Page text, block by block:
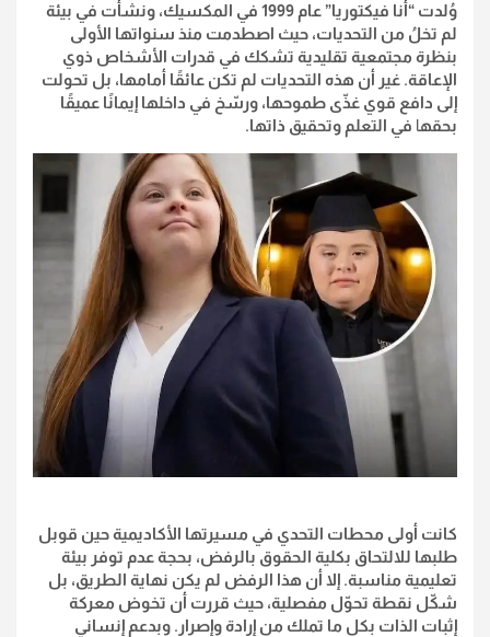
وُلدت “أنا فيكتوريا” عام 1999 في المكسيك، ونشأت في بيئة
لم تخلُ من التحديات، حيث اصطدمت منذ سنواتها الأولى
بنظرة مجتمعية تقليدية تشكك في قدرات الأشخاص ذوي
الإعاقة. غير أن هذه التحديات لم تكن عائقًا أمامها، بل تحولت
إلى دافع قوي غذّى طموحها، ورسّخ في داخلها إيمانًا عميقًا
بحقها في التعلم وتحقيق ذاتها.
كانت أولى محطات التحدي في مسيرتها الأكاديمية حين قوبل
طلبها للالتحاق بكلية الحقوق بالرفض، بحجة عدم توفر بيئة
تعليمية مناسبة. إلا أن هذا الرفض لم يكن نهاية الطريق، بل
شكّل نقطة تحوّل مفصلية، حيث قررت أن تخوض معركة
إثبات الذات بكل ما تملك من إرادة وإصرار. وبدعم إنساني